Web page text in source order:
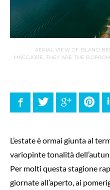
AERIAL VIEW OF ISLAND
MAGGIORE, THEY ARE THE
FacebookTwitter Google+
L’estate è ormai giunta al
variopinte tonalità
Per molti questa stagione
giornate all’aperto, ai